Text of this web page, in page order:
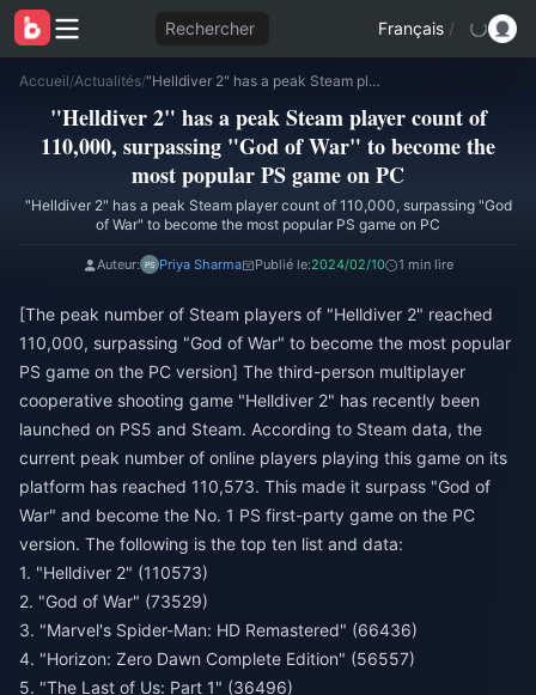
Rechercher Français /
Accueil/Actualités/ "Helldiver 2" has a peak Steam player count of 110,000, surpassing "God of War" to become the most popular PS game on PC
"Helldiver 2" has a peak Steam player count of
110,000, surpassing "God of War" to become the
most popular PS game on PC
"Helldiver 2" has a peak Steam player count of 110,000, surpassing "God
of War" to become the most popular PS game on PC
Auteur: Priya Sharma Publié le:2024/02/10 1 min lire
[The peak number of Steam players of "Helldiver 2" reached
110,000, surpassing "God of War" to become the most popular
PS game on the PC version] The third-person multiplayer
cooperative shooting game "Helldiver 2" has recently been
launched on PS5 and Steam. According to Steam data, the
current peak number of online players playing this game on its
platform has reached 110,573. This made it surpass "God of
War" and become the No. 1 PS first-party game on the PC
version. The following is the top ten list and data:
1. "Helldiver 2" (110573)
2. "God of War" (73529)
3. "Marvel's Spider-Man: HD Remastered" (66436)
4. "Horizon: Zero Dawn Complete Edition" (56557)
5. "The Last of Us: Part 1" (36496)